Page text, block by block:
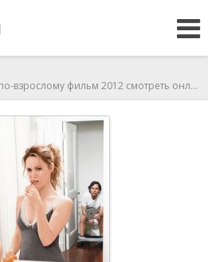
взрослому фильм 2012 смотреть онлайн